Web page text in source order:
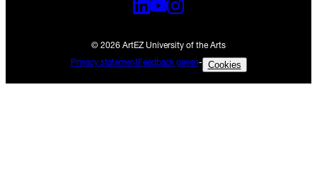
© 2026 ArtEZ University of the Arts
Privacy statementFeedback geven- Cookies